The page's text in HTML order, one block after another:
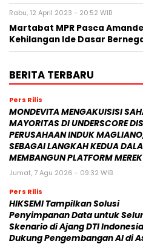
Rabu, 12 April 2023 - 20:52 WIB
Martabat MPR Pasca
Kehilangan Ide Dasar
BERITA TERBARU
Pers Rilis
MONDEVITA MENGAKUISISI
MAYORITAS DI UNDERSCORE
PERUSAHAAN INDUK
SEBAGAI LANGKAH KEDUA
MEMBANGUN PLATFORM
Jumat, 7 Agu 2026 - 09:32 WIB
Pers Rilis
HIKSEMI Tampilkan Solusi
Penyimpanan Data untuk
Skenario di Ajang DTI
Dukung Pengembangan AI di